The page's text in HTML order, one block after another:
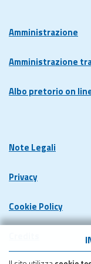
Amministrazione
Amministrazione
Albo pretorio on
Note Legali
Privacy
Cookie Policy